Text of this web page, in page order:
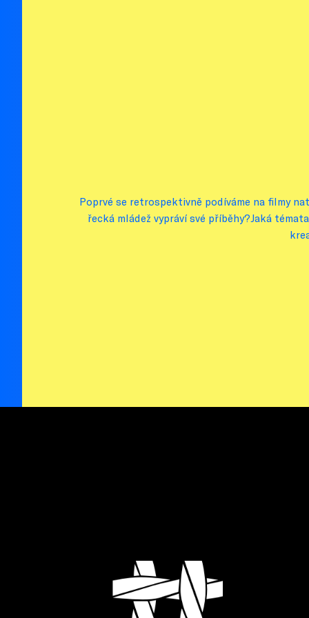
Poprvé se retrospektivně podíváme na filmy
řecká mládež vypráví své příběhy?Jaká